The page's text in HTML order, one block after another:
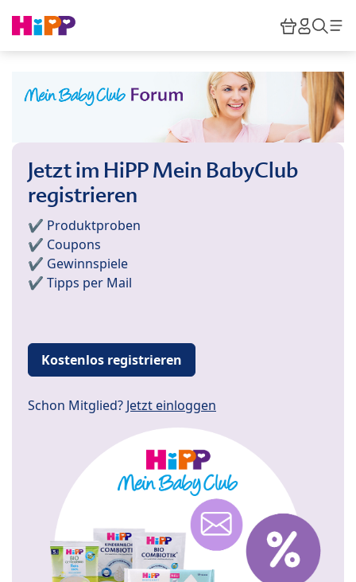
HiPP
Jetzt im HiPP Mein BabyClub
registrieren
✔️ Produktproben
✔️ Coupons
✔️ Gewinnspiele
✔️ Tipps per Mail
Kostenlos registrieren
Schon Mitglied? Jetzt einloggen